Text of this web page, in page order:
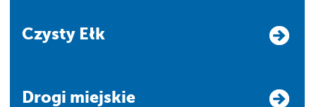
Czysty Ełk
Drogi miejskie